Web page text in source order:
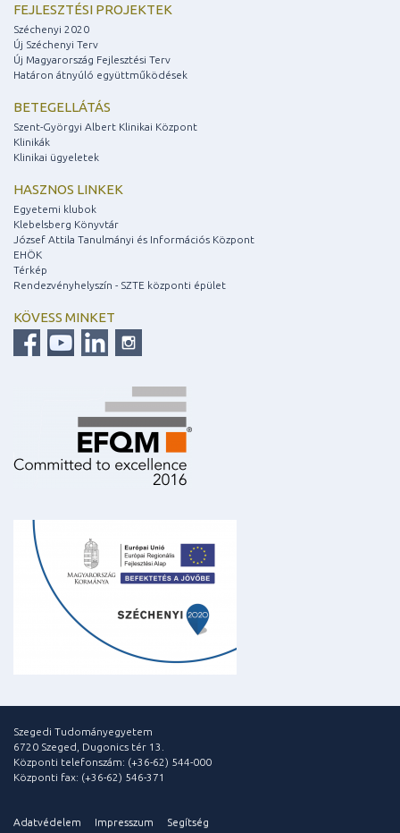
FEJLESZTÉSI PROJEKTEK
Széchenyi 2020
Új Széchenyi Terv
Új Magyarország Fejlesztési Terv
Határon átnyúló együttműködések
BETEGELLÁTÁS
Szent-Györgyi Albert Klinikai Központ
Klinikák
Klinikai ügyeletek
HASZNOS LINKEK
Egyetemi klubok
Klebelsberg Könyvtár
József Attila Tanulmányi és Információs Központ
EHÖK
Térkép
Rendezvényhelyszín - SZTE központi épület
KÖVESS MINKET
Szegedi Tudományegyetem
6720 Szeged, Dugonics tér 13.
Központi telefonszám: (+36-62) 544-000
Központi fax: (+36-62) 546-371
Adatvédelem Impresszum Segítség